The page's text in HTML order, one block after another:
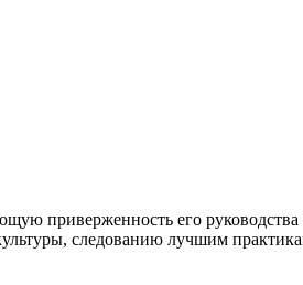
приверженность его
следованию лучшим